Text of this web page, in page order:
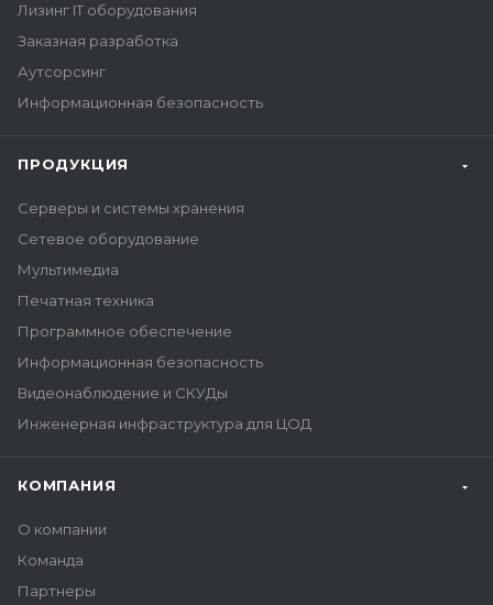
Лизинг IT оборудования
Заказная разработка
Аутсорсинг
Информационная безопасность
ПРОДУКЦИЯ
Серверы и системы хранения
Сетевое оборудование
Мультимедиа
Печатная техника
Программное обеспечение
Информационная безопасность
Видеонаблюдение и СКУДы
Инженерная инфраструктура для ЦОД
КОМПАНИЯ
О компании
Команда
Партнеры